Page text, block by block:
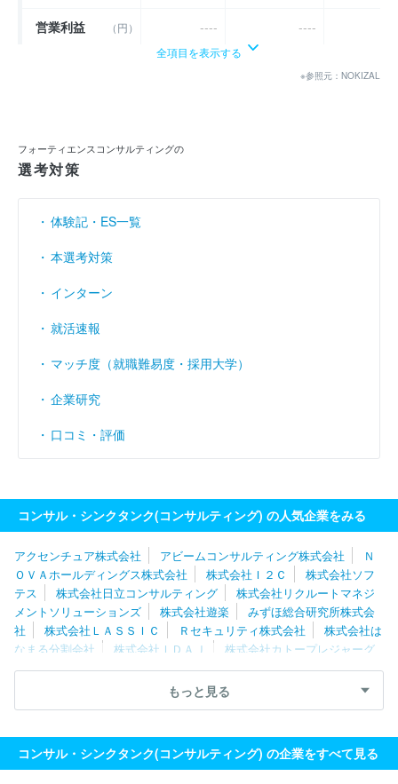
営業利益 （円） ---- ----
----
売上伸び率
全項目を表示する
※参照元：NOKIZAL
フォーティエンスコンサルティングの
選考対策
体験記・ES一覧
本選考対策
インターン
就活速報
マッチ度（就職難易度・採用大学）
企業研究
口コミ・評価
コンサル・シンクタンク(コンサルティング) の人気企業をみる
アクセンチュア株式会社 アビームコンサルティング株式会社
Ｎ
ＯＶＡホールディングス株式会社
株式会社Ｉ２Ｃ
株式会社ソフ
テス
株式会社日立コンサルティング
株式会社リクルートマネジ
メントソリューションズ
株式会社遊楽
みずほ総合研究所株式会
社
株式会社ＬＡＳＳＩＣ Ｒセキュリティ株式会社
株式会社は
なまる分割会社
株式会社ＩＤＡＪ
株式会社カトープレジャーグ
ループ
ＲＥＸＴ Ｈｏｌｄｉｎｇｓ株式会社
株式会社日本能率
フロンティア・マネジメント株式会社
山
田コンサルティンググループ株式会社
会
株式会社シップ ＭＥＴＡＴＥＡＭ株式会社
株式会社ブラヴ
ィッシモ
株式会社船井総研サプライチェーンコンサルティング
もっと見る
コンサル・シンクタンク(コンサルティング) の企業をすべて見る